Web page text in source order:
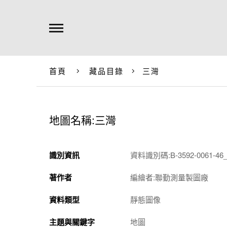
首頁 藏品目錄 三灣
地圖名稱:三灣
識別資訊 資料識別碼:B-3592-0061-
著作者 編繪者:聯勤測量製圖廠
資料類型 靜態圖像
主題與關鍵字 地圖